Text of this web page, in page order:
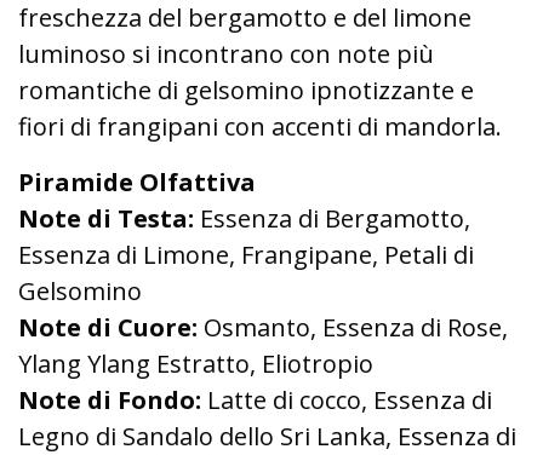
freschezza del bergamotto e del limone
luminoso si incontrano con note più
romantiche di gelsomino ipnotizzante e
fiori di frangipani con accenti di mandorla.
Piramide Olfattiva
Note di Testa: Essenza di Bergamotto,
Essenza di Limone, Frangipane, Petali di
Gelsomino
Note di Cuore: Osmanto, Essenza di Rose,
Ylang Ylang Estratto, Eliotropio
Note di Fondo: Latte di cocco, Essenza di
Legno di Sandalo dello Sri Lanka, Essenza di